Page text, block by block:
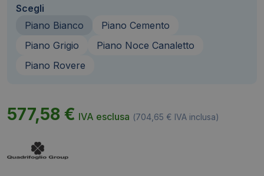
Scegli
Piano Bianco
Piano Cemento
Piano Grigio
Piano Noce Canaletto
Piano Rovere
577,58 € IVA esclusa (704,65 € IVA inclusa)